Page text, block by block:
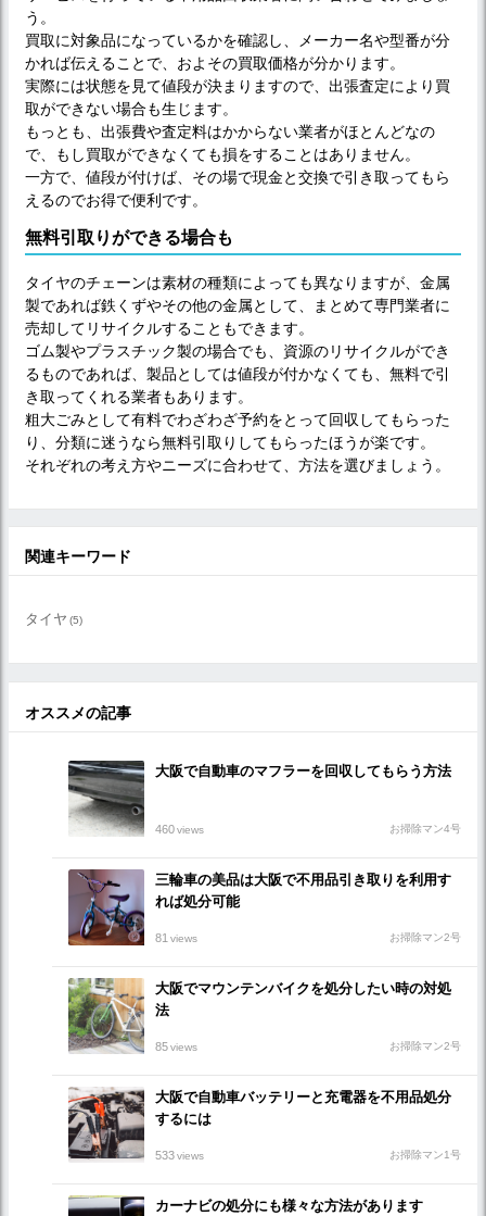
う。
買取に対象品になっているかを確認し、メーカー名や型番が分
かれば伝えることで、およその買取価格が分かります。
実際には状態を見て値段が決まりますので、出張査定により買
取ができない場合も生じます。
もっとも、出張費や査定料はかからない業者がほとんどなの
で、もし買取ができなくても損をすることはありません。
一方で、値段が付けば、その場で現金と交換で引き取ってもら
えるのでお得で便利です。
無料引取りができる場合も
タイヤのチェーンは素材の種類によっても異なりますが、金属
製であれば鉄くずやその他の金属として、まとめて専門業者に
売却してリサイクルすることもできます。
ゴム製やプラスチック製の場合でも、資源のリサイクルができ
るものであれば、製品としては値段が付かなくても、無料で引
き取ってくれる業者もあります。
粗大ごみとして有料でわざわざ予約をとって回収してもらった
り、分類に迷うなら無料引取りしてもらったほうが楽です。
それぞれの考え方やニーズに合わせて、方法を選びましょう。
関連キーワード
タイヤ (5)
オススメの記事
大阪で自動車のマフラーを回収してもらう方法
460views お掃除マン4号
三輪車の美品は大阪で不用品引き取りを利用す
れば処分可能
81 views お掃除マン2号
大阪でマウンテンバイクを処分したい時の対処
法
85views お掃除マン2号
大阪で自動車バッテリーと充電器を不用品処分
するには
533views お掃除マン1号
カーナビの処分にも様々な方法があります